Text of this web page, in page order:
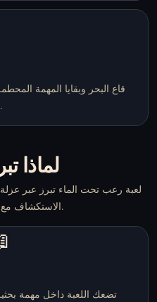
قاع البحر وبقايا المهمة
نفسه يقوم بمعظم العمل العاطفي.
لماذا
لعبة رعب تحت الماء تبرز عبر
الاستكشاف مع السرد القصصي.
تضعك اللعبة داخل مهمة